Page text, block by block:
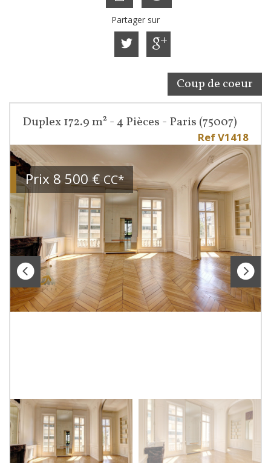
Partager sur
Coup de coeur
Duplex 172.9 m² - 4 Pièces - Paris (75007)
Ref V1418
Prix 8 500 € CC*